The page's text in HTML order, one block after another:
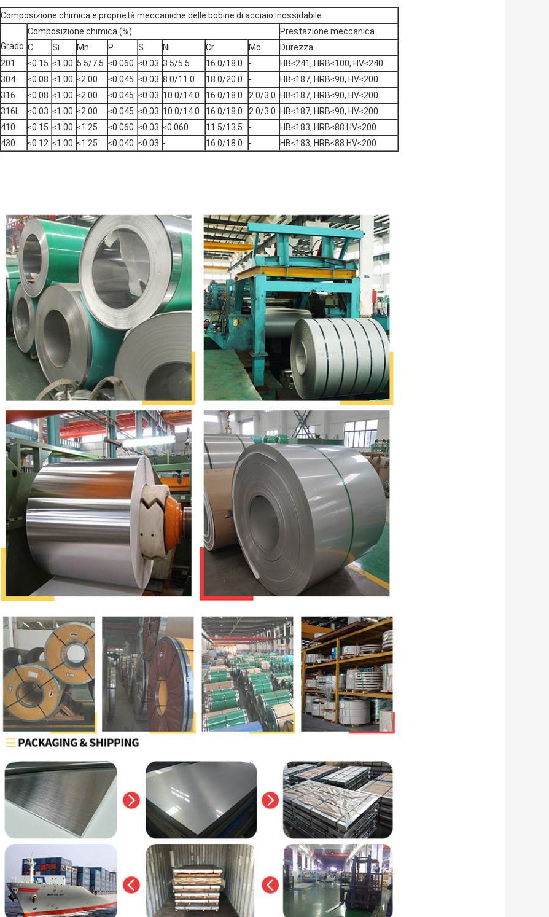
Composizione chimica e proprietà meccaniche delle bobine di acciaio inossidabile
Grado
Composizione chimica (%)
Prestazione meccanica
C
Si Mn P S Ni Cr Mo
Durezza
201
≤0.15 ≤1.00 5.5/7.5 ≤0.060 ≤0.03 3.5/5.5 16.0/18.0 -
HB≤241, HRB≤100, HV≤240
304
≤0.08 ≤1.00 ≤2.00 ≤0.045 ≤0.03 8.0/11.0 18.0/20.0 -
HB≤187, HRB≤90, HV≤200
316
≤0.08 ≤1.00 ≤2.00 ≤0.045 ≤0.03 10.0/14.0 16.0/18.0 2.0/3.0
HB≤187, HRB≤90, HV≤200
316L
≤0.03 ≤1.00 ≤2.00 ≤0.045 ≤0.03 10.0/14.0 16.0/18.0 2.0/3.0
HB≤187, HRB≤90, HV≤200
410
≤0.15 ≤1.00 ≤1.25 ≤0.060 ≤0.03 ≤0.060 11.5/13.5 -
HB≤183, HRB≤88 HV≤200
430
≤0.12 ≤1.00 ≤1.25 ≤0.040 ≤0.03 - 16.0/18.0 - HB≤183, HRB≤88 HV≤200